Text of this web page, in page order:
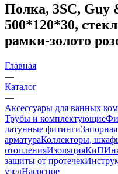
Полка, 3SC, Guy
500*120*30,
рамки-золото
Главная
—
Каталог
—
Аксессуары для ванных
Трубы и комплектующие
латунные фитинги
арматураКоллекторы,
отопленияИзоляцияКиП
защиты от протечек
узелНасосное